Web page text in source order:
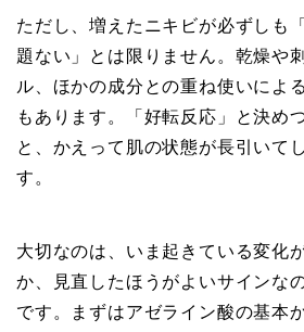
ただし、増えたニキビが必ずしも
題ない」とは限りません。乾燥や
ル、ほかの成分との重ね使いによ
もあります。「好転反応」と決め
と、かえって肌の状態が長引いて
す。
大切なのは、いま起きている変化
か、見直したほうがよいサインな
です。まずはアゼライン酸の基本